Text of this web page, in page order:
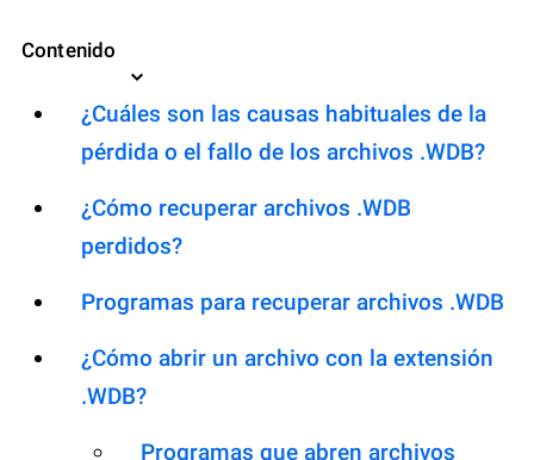
Contenido
¿Cuáles son las causas habituales de la
pérdida o el fallo de los archivos .WDB?
¿Cómo recuperar archivos .WDB
perdidos?
Programas para recuperar archivos .WDB
¿Cómo abrir un archivo con la extensión
.WDB?
Programas que abren archivos